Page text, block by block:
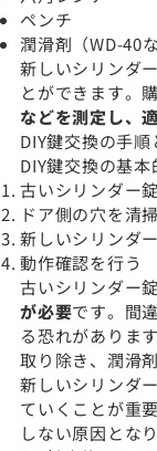
ペンチ
潤滑剤（WD-40な
新しいシリンダ
とができます。
などを測定し、
DIY鍵交換の手順
DIY鍵交換の基本
古いシリンダー
ドア側の穴を清
新しいシリンダ
動作確認を行う
古いシリンダー
が必要です。間
る恐れがありま
取り除き、潤滑
新しいシリンダ
ていくことが重
しない原因とな